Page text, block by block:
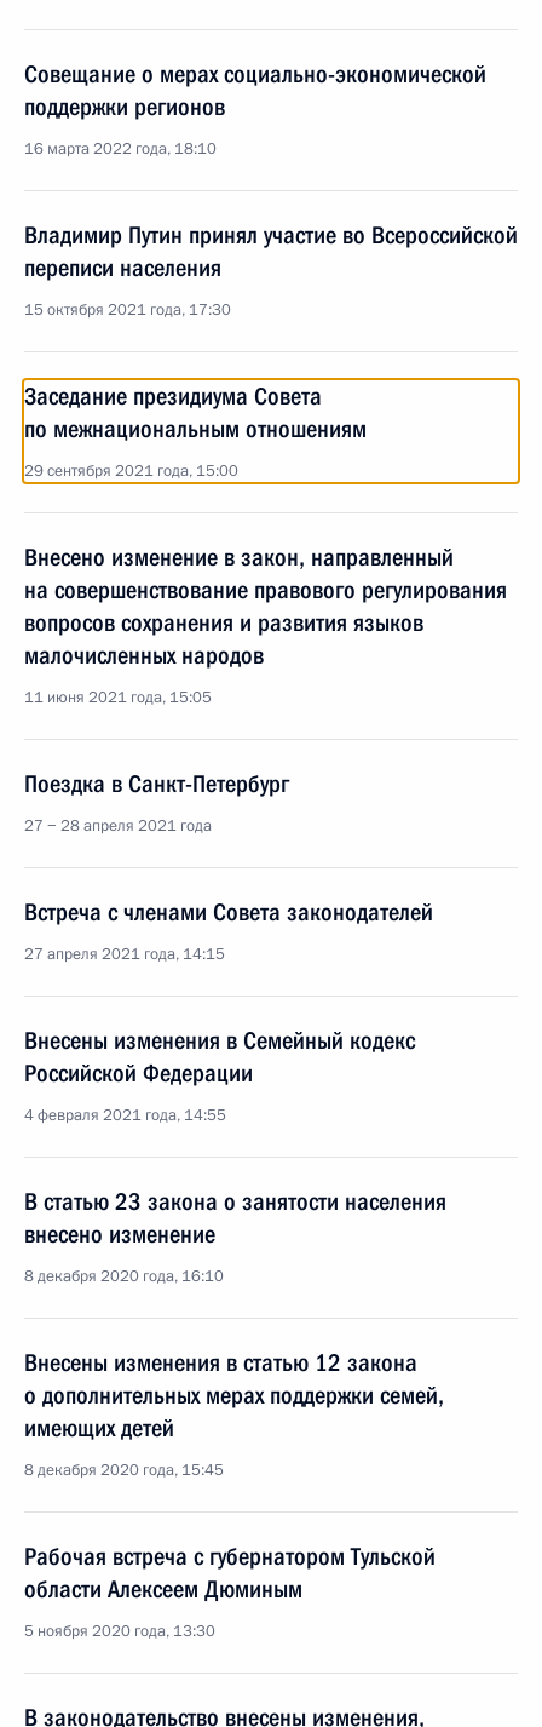
Совещание о мерах социально-экономической
поддержки регионов
16 марта 2022 года, 18:10
Владимир Путин принял участие во Всероссийской
переписи населения
15 октября 2021 года, 17:30
Заседание президиума Совета
по межнациональным отношениям
29 сентября 2021 года, 15:00
Внесено изменение в закон, направленный
на совершенствование правового регулирования
вопросов сохранения и развития языков
малочисленных народов
11 июня 2021 года, 15:05
Поездка в Санкт-Петербург
27 − 28 апреля 2021 года
Встреча с членами Совета законодателей
27 апреля 2021 года, 14:15
Внесены изменения в Семейный кодекс
Российской Федерации
4 февраля 2021 года, 14:55
В статью 23 закона о занятости населения
внесено изменение
8 декабря 2020 года, 16:10
Внесены изменения в статью 12 закона
о дополнительных мерах поддержки семей,
имеющих детей
8 декабря 2020 года, 15:45
Рабочая встреча с губернатором Тульской
области Алексеем Дюминым
5 ноября 2020 года, 13:30
В законодательство внесены изменения,